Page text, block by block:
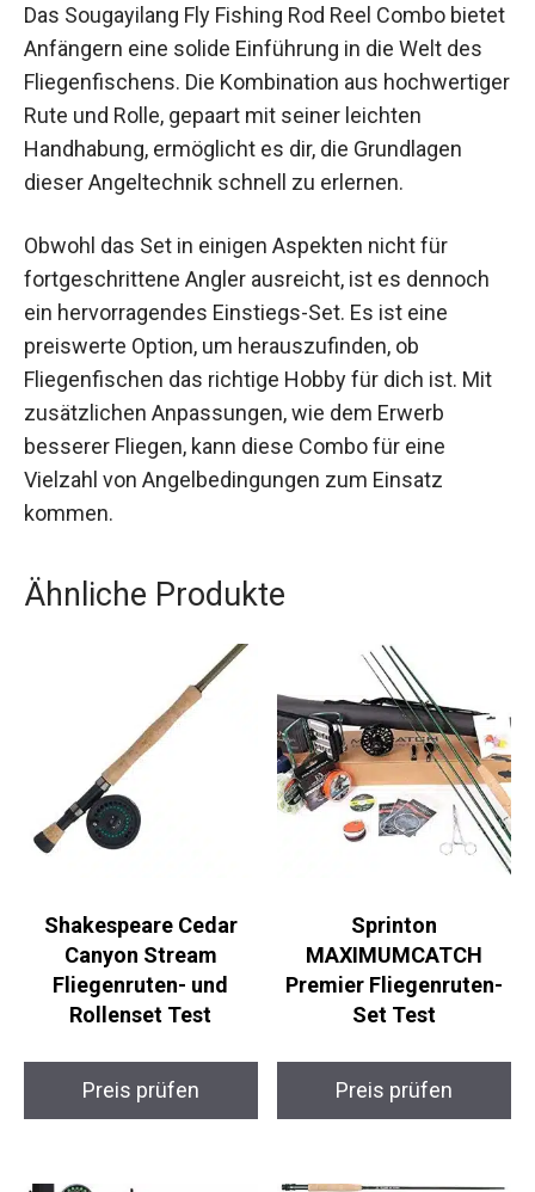
Das Sougayilang Fly Fishing Rod Reel Combo bietet
Anfängern eine solide Einführung in die Welt des
Fliegenfischens. Die Kombination aus hochwertiger
Rute und Rolle, gepaart mit seiner leichten
Handhabung, ermöglicht es dir, die Grundlagen
dieser Angeltechnik schnell zu erlernen.
Obwohl das Set in einigen Aspekten nicht für
fortgeschrittene Angler ausreicht, ist es dennoch
ein hervorragendes Einstiegs-Set. Es ist eine
preiswerte Option, um herauszufinden, ob
Fliegenfischen das richtige Hobby für dich ist. Mit
zusätzlichen Anpassungen, wie dem Erwerb
besserer Fliegen, kann diese Combo für eine
Vielzahl von Angelbedingungen zum Einsatz
kommen.
Ähnliche Produkte
Shakespeare Cedar
Canyon Stream
Fliegenruten- und
Rollenset Test
Preis prüfen
Sprinton
MAXIMUMCATCH
Premier Fliegenruten-
Set Test
Preis prüfen